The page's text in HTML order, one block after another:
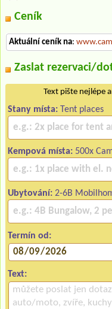
Ceník
Aktuální ceník na:
Zaslat rezervaci/
Text pište nejlépe
Stany místa: Tent places
Kempová místa: 500x
Ubytování: 2-6B
Termín od:
Text: